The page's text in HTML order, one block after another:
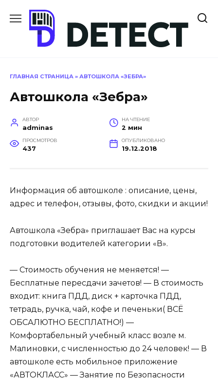
содержанию
ГЛАВНАЯ СТРАНИЦА » АВТОШКОЛА «ЗЕБРА»
Автошкола «Зебра»
АВТОР
adminas
НА ЧТЕНИЕ
2 мин
ПРОСМОТРОВ
437
ОПУБЛИКОВАНО
19.12.2018
Информация об автошколе : описание, цены,
адрес и телефон, отзывы, фото, скидки и акции!
Автошкола «Зебра» приглашает Вас на курсы
подготовки водителей категории «В».
— Стоимость обучения не меняется! —
Бесплатные пересдачи зачетов! — В стоимость
входит: книга ПДД, диск + карточка ПДД,
тетрадь, ручка, чай, кофе и печеньки( ВСЁ
ОБСАЛЮТНО БЕСПЛАТНО!) —
Комфортабельный учебный класс возле м.
Малиновки, с численностью до 24 человек! — В
автошколе есть мобильное приложение
«АВТОКЛАСС» — Занятие по Безопасности